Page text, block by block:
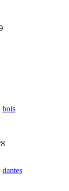
bois
dantes